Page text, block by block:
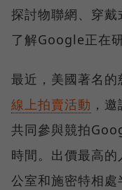
探討物聯網、穿
了解Google正在
最近，美國著名
線上拍賣活動 ，
共同參與競拍
時間。出價最高
公室和施密特相處